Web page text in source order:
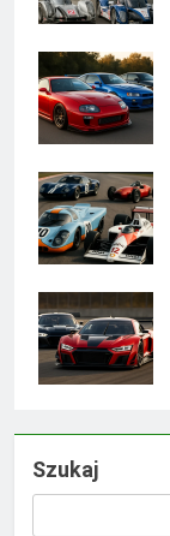
Szukaj